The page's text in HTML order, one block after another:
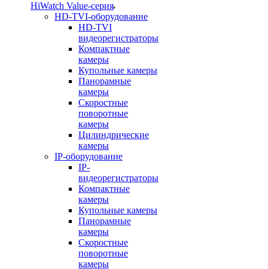
HiWatch Value-серия
HD-TVI-оборудование
HD-TVI
видеорегистраторы
Компактные
камеры
Купольные камеры
Панорамные
камеры
Скоростные
поворотные
камеры
Цилиндрические
камеры
IP-оборудование
IP-
видеорегистраторы
Компактные
камеры
Купольные камеры
Панорамные
камеры
Скоростные
поворотные
камеры